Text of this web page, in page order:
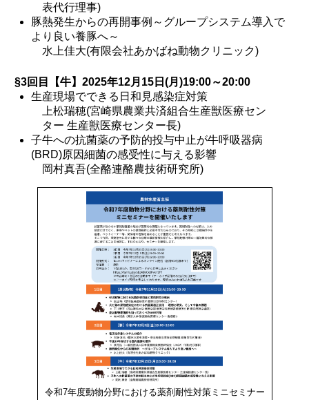
令和7年度動物分野における薬剤耐性対策ミニセミナー
表代行理事)
豚熱発生からの再開事例～グループシステム導入で
より良い養豚へ～
水上佳大(有限会社あかばね動物クリニック)
§3回目【牛】2025年12月15日(月)19:00～20:00
生産現場でできる日和見感染症対策
上松瑞穂(宮崎県農業共済組合生産獣医療セン
ター 生産獣医療センター長)
子牛への抗菌薬の予防的投与中止が牛呼吸器病
(BRD)原因細菌の感受性に与える影響
岡村真吾(全酪連酪農技術研究所)